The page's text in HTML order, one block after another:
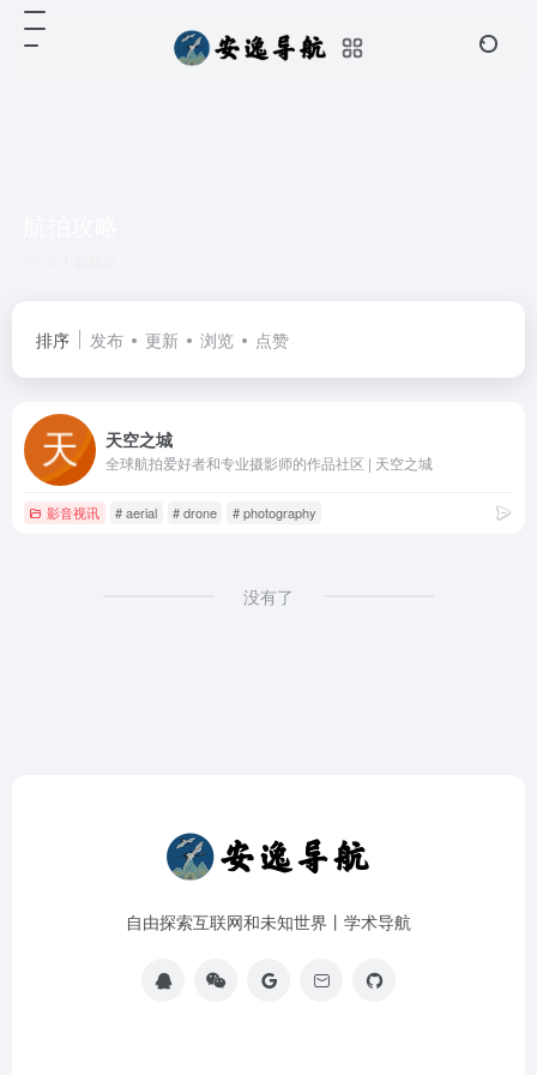
排序 发布 更新 浏览 点赞
天空之城
全球航拍爱好者和专业摄影师的作品社区 | 天空之城
影音视讯 # aerial # drone # photography
没有了
自由探索互联网和未知世界丨学术导航